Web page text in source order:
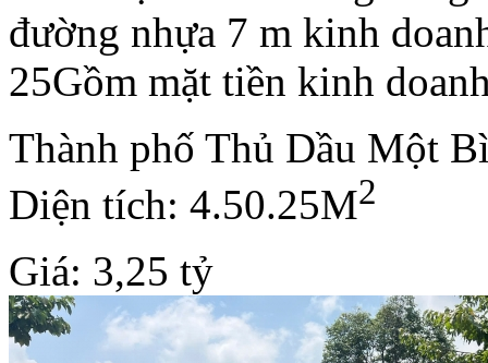
đường nhựa 7 m kinh
25Gồm mặt tiền kinh
Thành phố Thủ Dầu Một
Diện tích: 4.50.25M2
Giá: 3,25 tỷ